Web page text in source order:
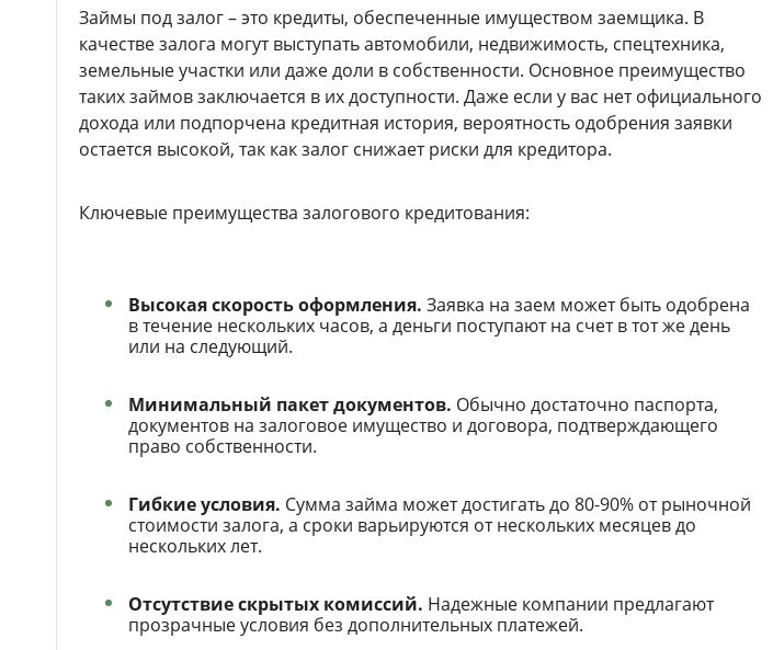
Займы под залог – это кредиты, обеспеченные имуществом заемщика. В
качестве залога могут выступать автомобили, недвижимость, спецтехника,
земельные участки или даже доли в собственности. Основное преимущество
таких займов заключается в их доступности. Даже если у вас нет официального
дохода или подпорчена кредитная история, вероятность одобрения заявки
остается высокой, так как залог снижает риски для кредитора.
Ключевые преимущества залогового кредитования:
Высокая скорость оформления. Заявка на заем может быть одобрена
в течение нескольких часов, а деньги поступают на счет в тот же день
или на следующий.
Минимальный пакет документов. Обычно достаточно паспорта,
документов на залоговое имущество и договора, подтверждающего
право собственности.
Гибкие условия. Сумма займа может достигать до 80-90% от рыночной
стоимости залога, а сроки варьируются от нескольких месяцев до
нескольких лет.
Отсутствие скрытых комиссий. Надежные компании предлагают
прозрачные условия без дополнительных платежей.